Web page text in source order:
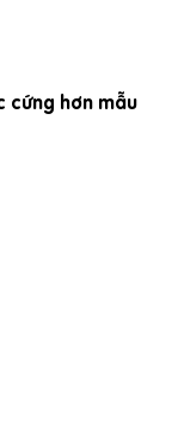
cứng hơn mẫu